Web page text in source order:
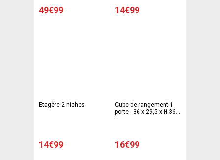
49€99 14€99
Etagère 2 niches
14€99
Cube de rangement 1
porte - 36 x 29,5 x H 36
16€99